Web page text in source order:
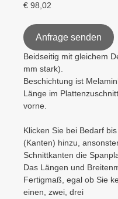
€ 98,02
Anfrage senden
Beidseitig mit gleichem
mm stark).
Beschichtung ist
Länge im
vorne.
Klicken Sie bei Bedarf
(Kanten) hinzu,
Schnittkanten die
Das Längen und
Fertigmaß, egal ob Sie
einen, zwei, drei